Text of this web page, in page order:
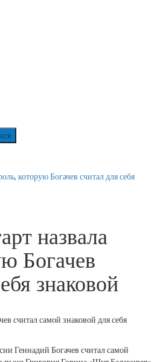
которую Богачев считал для себя
назвала
Богачев
знаковой
считал самой знаковой для себя
Геннадий Богачев считал самой